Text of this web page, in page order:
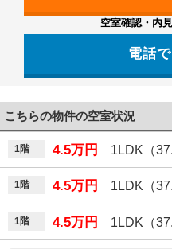
空室確認・内
電話
こちらの物件の空室状況
1階 4.5万円 1LDK（
1階 4.5万円 1LDK（
1階 4.5万円 1LDK（